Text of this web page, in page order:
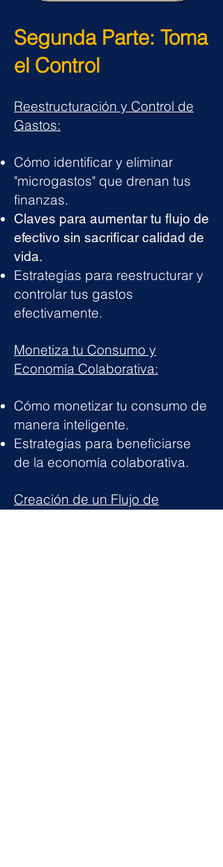
Segunda Parte: Toma
el Control
Reestructuración y Control de
Gastos:
Cómo identificar y eliminar
"microgastos" que drenan tus
finanzas.
Claves para aumentar tu flujo de
efectivo sin sacrificar calidad de
vida.
Estrategias para reestructurar y
controlar tus gastos
efectivamente.
Monetiza tu Consumo y
Economía Colaborativa:
Cómo monetizar tu consumo de
manera inteligente.
Estrategias para beneficiarse
de la economía colaborativa.
Creación de un Flujo de